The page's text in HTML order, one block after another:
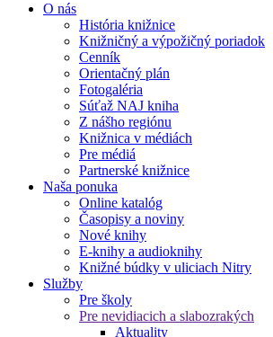
O nás
História knižnice
Knižničný a výpožičný poriadok
Cenník
Orientačný plán
Fotogaléria
Súťaž NAJ kniha
Z nášho regiónu
Knižnica v médiách
Pre médiá
Partnerské knižnice
Naša ponuka
Online katalóg
Časopisy a noviny
Nové knihy
E-knihy a audioknihy
Knižné búdky v uliciach Nitry
Služby
Pre školy
Pre nevidiacich a slabozrakých
Aktuality